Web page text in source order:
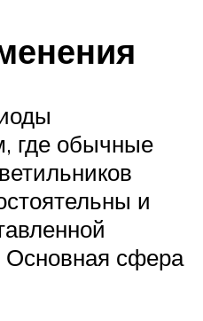
где обычные
и
Основная сфера